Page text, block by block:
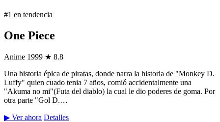
#1 en tendencia
One Piece
Anime 1999 ★ 8.8
Una historia épica de piratas, donde narra la historia de "Monkey D.
Luffy" quien cuado tenia 7 años, comió accidentalmente una
"Akuma no mi"(Futa del diablo) la cual le dio poderes de goma. Por
otra parte "Gol D.…
▶ Ver ahora Detalles